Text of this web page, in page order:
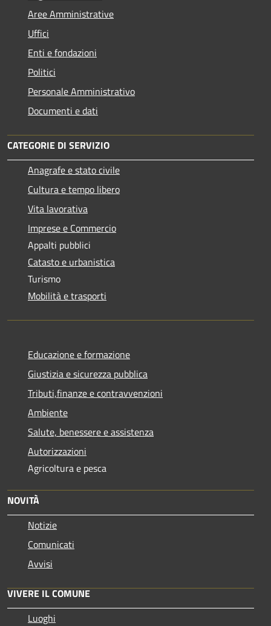
Aree Amministrative
Uffici
Enti e fondazioni
Politici
Personale Amministrativo
Documenti e dati
CATEGORIE DI SERVIZIO
Anagrafe e stato civile
Cultura e tempo libero
Vita lavorativa
Imprese e Commercio
Appalti pubblici
Catasto e urbanistica
Turismo
Mobilità e trasporti
Educazione e formazione
Giustizia e sicurezza pubblica
Tributi,finanze e contravvenzioni
Ambiente
Salute, benessere e assistenza
Autorizzazioni
Agricoltura e pesca
NOVITÀ
Notizie
Comunicati
Avvisi
VIVERE IL COMUNE
Luoghi